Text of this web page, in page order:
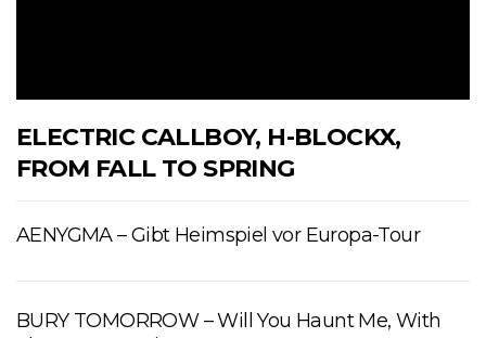
ELECTRIC CALLBOY, H-BLOCKX,
FROM FALL TO SPRING
AENYGMA – Gibt Heimspiel vor Europa-Tour
BURY TOMORROW – Will You Haunt Me, With